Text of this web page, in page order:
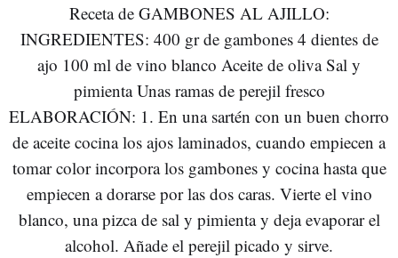
Receta de GAMBONES AL AJILLO:
INGREDIENTES: 400 gr de gambones 4 dientes de
ajo 100 ml de vino blanco Aceite de oliva Sal y
pimienta Unas ramas de perejil fresco
ELABORACIÓN: 1. En una sartén con un buen chorro
de aceite cocina los ajos laminados, cuando empiecen a
tomar color incorpora los gambones y cocina hasta que
empiecen a dorarse por las dos caras. Vierte el vino
blanco, una pizca de sal y pimienta y deja evaporar el
alcohol. Añade el perejil picado y sirve.